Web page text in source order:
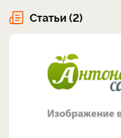
Статьи (2)